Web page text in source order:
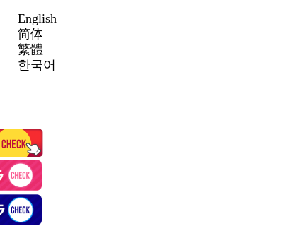
English
简体
繁體
한국어